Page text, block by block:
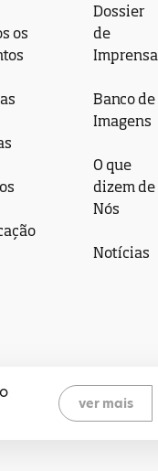
ver mais
os
Dossier
de
Imprensa
Banco de
Imagens
O que
dizem de
Nós
Notícias
Política de Cookies